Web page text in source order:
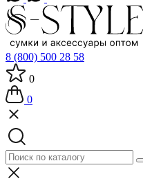
8 (800) 500 28 58
0
0